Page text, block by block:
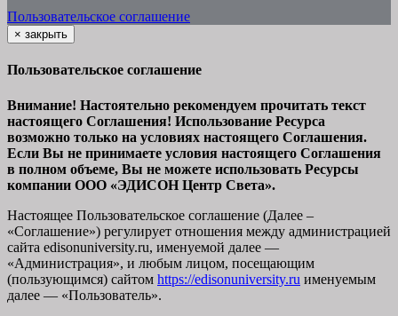
Пользовательское соглашение
× закрыть
Пользовательское соглашение
Внимание! Настоятельно рекомендуем прочитать текст
настоящего Соглашения! Использование Ресурса
возможно только на условиях настоящего Соглашения.
Если Вы не принимаете условия настоящего Соглашения
в полном объеме, Вы не можете использовать Ресурсы
компании ООО «ЭДИСОН Центр Света».
Настоящее Пользовательское соглашение (Далее –
«Соглашение») регулирует отношения между администрацией
сайта edisonuniversity.ru, именуемой далее —
«Администрация», и любым лицом, посещающим
(пользующимся) сайтом https://edisonuniversity.ru именуемым
далее — «Пользователь».